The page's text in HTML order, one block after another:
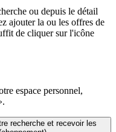
ou depuis le détail
ajouter la ou les offres de
de cliquer sur l'icône
espace personnel,
recherche et recevoir les